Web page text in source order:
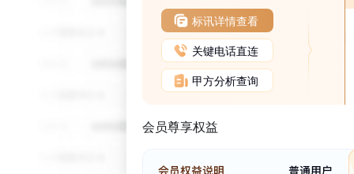
标讯详情查看
关键电话直连
甲方分析查询
会员尊享权益